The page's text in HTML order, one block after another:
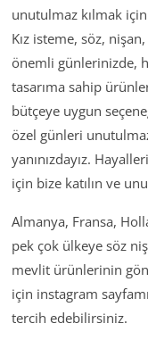
unutulmaz kılmak
Kız isteme, söz,
önemli günlerinizde,
tasarıma sahip
bütçeye uygun
özel günleri
yanınızdayız.
için bize katılın ve
Almanya, Fransa,
pek çok ülkeye söz
mevlit ürünlerinin
için instagram
tercih edebilirsiniz.